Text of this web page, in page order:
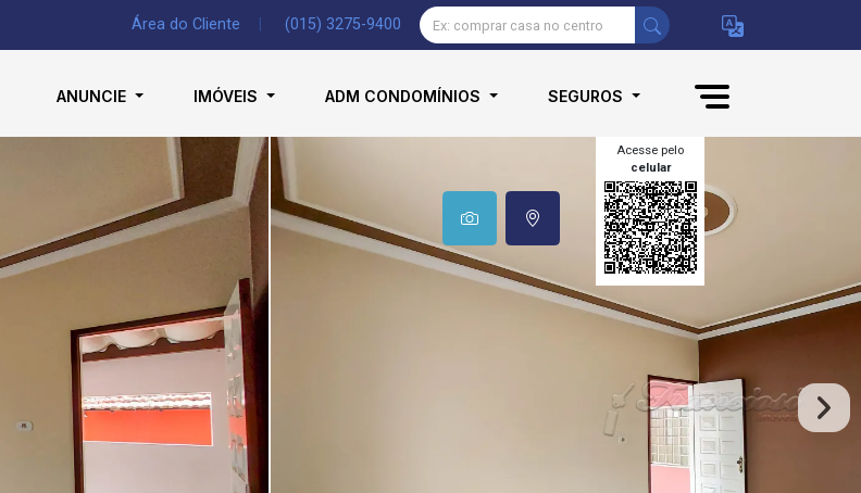
Área do Cliente (015) 3275-9400
ANUNCIE IMÓVEIS ADM CONDOMÍNIOS SEGUROS
Acesse pelo
celular